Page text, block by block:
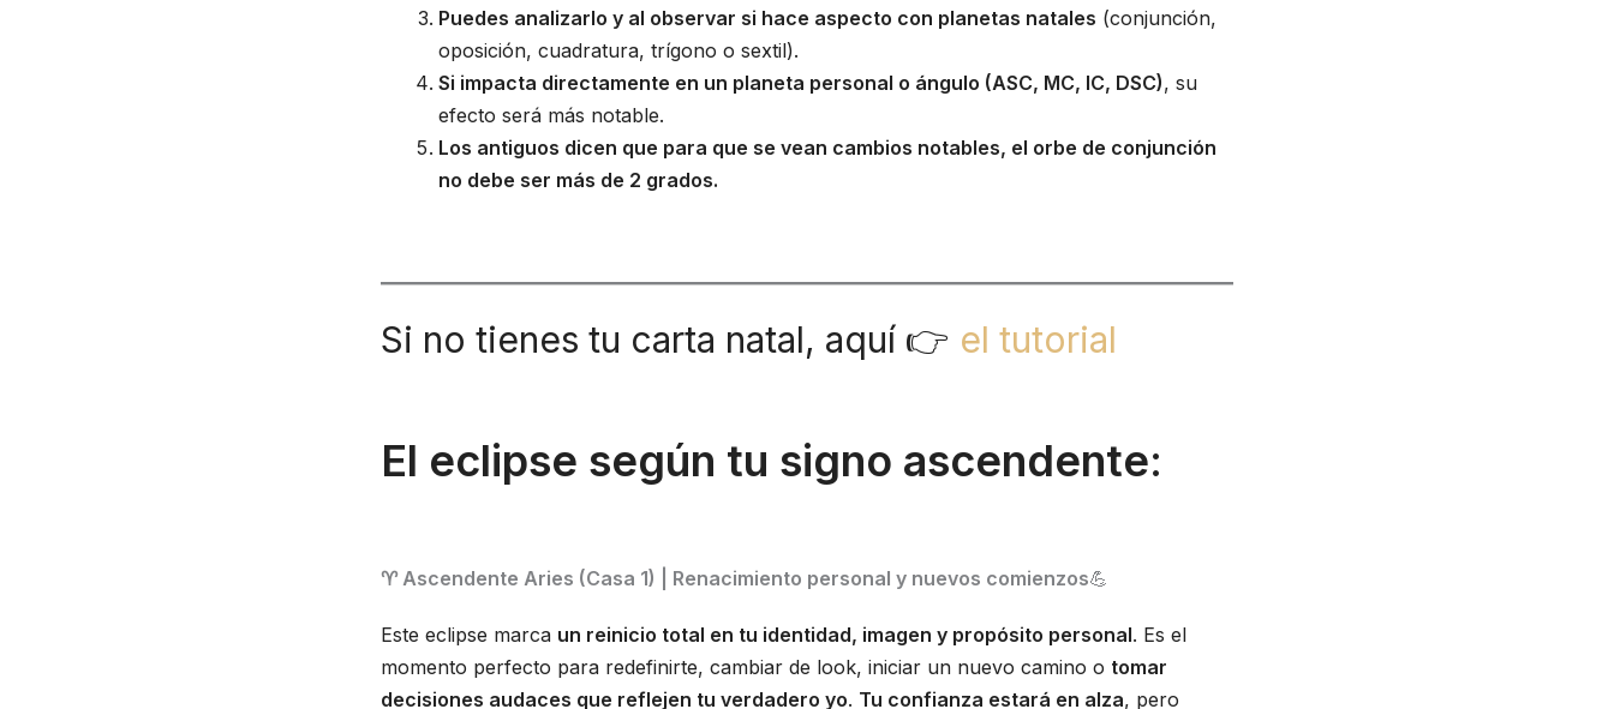
Puedes analizarlo y al observar si hace aspecto con planetas natales (conjunción,
oposición, cuadratura, trígono o sextil).
Si impacta directamente en un planeta personal o ángulo (ASC, MC, IC, DSC), su
efecto será más notable.
Los antiguos dicen que para que se vean cambios notables, el orbe de conjunción
no debe ser más de 2 grados.
Si no tienes tu carta natal, aquí 👉 el tutorial
El eclipse según tu signo ascendente:
♈ Ascendente Aries (Casa 1) | Renacimiento personal y nuevos comienzos💪
Este eclipse marca un reinicio total en tu identidad, imagen y propósito personal. Es el
momento perfecto para redefinirte, cambiar de look, iniciar un nuevo camino o tomar
decisiones audaces que reflejen tu verdadero yo. Tu confianza estará en alza, pero